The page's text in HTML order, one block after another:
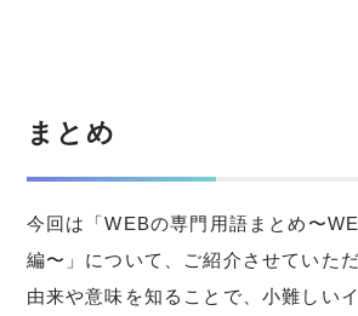
まとめ
今回は「WEBの専門用語まとめ〜
編〜」について、ご紹介させていただ
由来や意味を知ることで、小難しい